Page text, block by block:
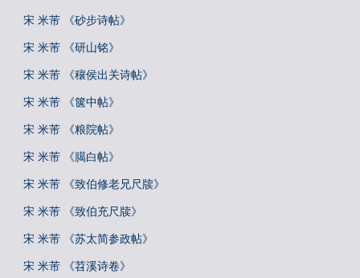
宋 米芾 《砂步诗帖》
宋 米芾 《研山铭》
宋 米芾 《穰侯出关诗帖》
宋 米芾 《箧中帖》
宋 米芾 《粮院帖》
宋 米芾 《臈白帖》
宋 米芾 《致伯修老兄尺牍》
宋 米芾 《致伯充尺牍》
宋 米芾 《苏太简参政帖》
宋 米芾 《苕溪诗卷》